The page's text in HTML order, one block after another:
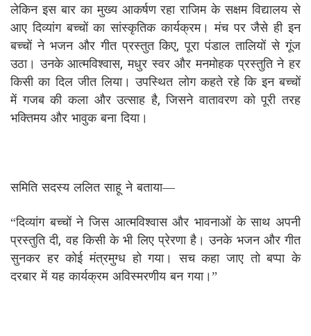
लेकिन इस बार का मुख्य आकर्षण रहा राजिम के सक्षम विद्यालय से
आए दिव्यांग बच्चों का सांस्कृतिक कार्यक्रम। मंच पर जैसे ही इन
बच्चों ने भजन और गीत प्रस्तुत किए, पूरा पंडाल तालियों से गूंज
उठा। उनके आत्मविश्वास, मधुर स्वर और मनमोहक प्रस्तुति ने हर
किसी का दिल जीत लिया। उपस्थित लोग कहते रहे कि इन बच्चों
में गजब की कला और उत्साह है, जिसने वातावरण को पूरी तरह
भक्तिमय और भावुक बना दिया।
समिति सदस्य ललित साहू ने बताया—
“दिव्यांग बच्चों ने जिस आत्मविश्वास और भावनाओं के साथ अपनी
प्रस्तुति दी, वह किसी के भी लिए प्रेरणा है। उनके भजन और गीत
सुनकर हर कोई मंत्रमुग्ध हो गया। सच कहा जाए तो बप्पा के
दरबार में यह कार्यक्रम अविस्मरणीय बन गया।”